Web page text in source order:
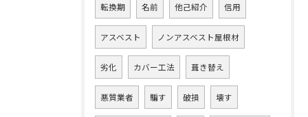
転換期 名前 他己紹介 信用
アスベスト ノンアスベスト屋根材
劣化 カバー工法 葺き替え
悪質業者 騙す 破損 壊す